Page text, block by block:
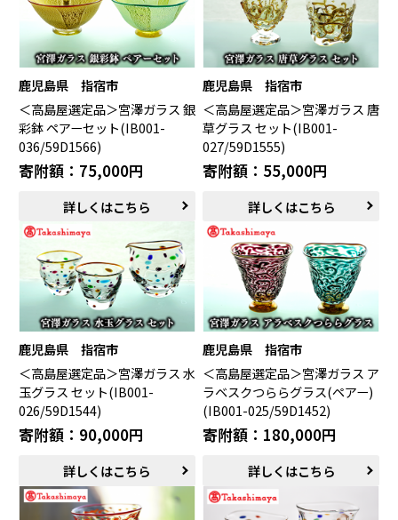
鹿児島県 指宿市
＜高島屋選定品＞宮澤ガラス 銀
彩鉢 ペアーセット(IB001-
036/59D1566)
寄附額：75,000円
詳しくはこちら
鹿児島県 指宿市
＜高島屋選定品＞宮澤ガラス 唐
草グラス セット(IB001-
027/59D1555)
寄附額：55,000円
詳しくはこちら
鹿児島県 指宿市
＜高島屋選定品＞宮澤ガラス 水
玉グラス セット(IB001-
026/59D1544)
寄附額：90,000円
詳しくはこちら
鹿児島県 指宿市
＜高島屋選定品＞宮澤ガラス ア
ラベスクつららグラス(ペアー)
(IB001-025/59D1452)
寄附額：180,000円
詳しくはこちら